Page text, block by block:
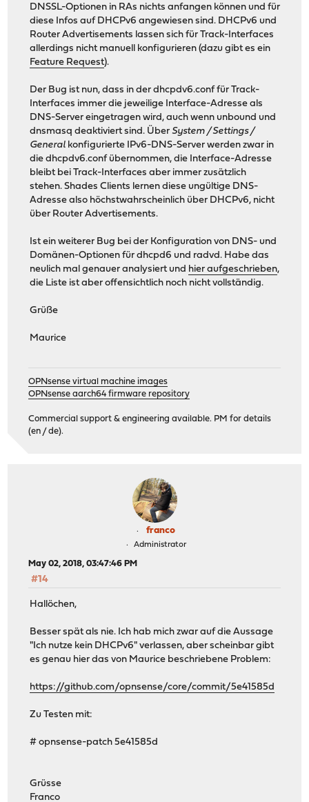
DNSSL-Optionen in RAs nichts anfangen können und für
diese Infos auf DHCPv6 angewiesen sind. DHCPv6 und
Router Advertisements lassen sich für Track-Interfaces
allerdings nicht manuell konfigurieren (dazu gibt es ein
Feature Request).
Der Bug ist nun, dass in der dhcpdv6.conf für Track-
Interfaces immer die jeweilige Interface-Adresse als
DNS-Server eingetragen wird, auch wenn unbound und
dnsmasq deaktiviert sind. Über System / Settings /
General konfigurierte IPv6-DNS-Server werden zwar in
die dhcpdv6.conf übernommen, die Interface-Adresse
bleibt bei Track-Interfaces aber immer zusätzlich
stehen. Shades Clients lernen diese ungültige DNS-
Adresse also höchstwahrscheinlich über DHCPv6, nicht
über Router Advertisements.
Ist ein weiterer Bug bei der Konfiguration von DNS- und
Domänen-Optionen für dhcpd6 und radvd. Habe das
neulich mal genauer analysiert und hier aufgeschrieben,
die Liste ist aber offensichtlich noch nicht vollständig.
Grüße
Maurice
OPNsense virtual machine images
OPNsense aarch64 firmware repository
Commercial support & engineering available. PM for details
(en / de).
franco
Administrator
May 02, 2018, 03:47:46 PM
#14
Hallöchen,
Besser spät als nie. Ich hab mich zwar auf die Aussage
"Ich nutze kein DHCPv6" verlassen, aber scheinbar gibt
es genau hier das von Maurice beschriebene Problem:
https://github.com/opnsense/core/commit/5e41585d
Zu Testen mit:
# opnsense-patch 5e41585d
Grüsse
Franco